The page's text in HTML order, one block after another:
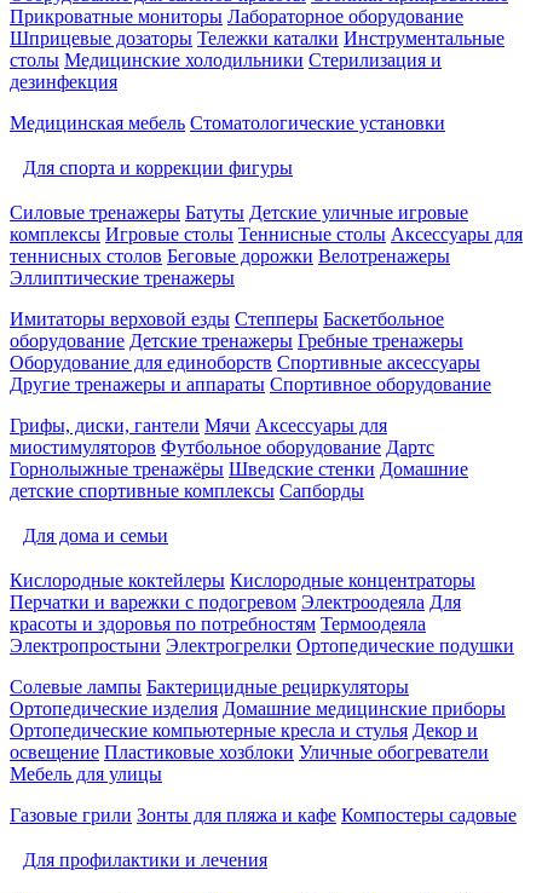
Прикроватные мониторы Лабораторное оборудование
Шприцевые дозаторы Тележки каталки Инструментальные
столы Медицинские холодильники Стерилизация и
дезинфекция
Медицинская мебель Стоматологические установки
Для спорта и коррекции фигуры
Силовые тренажеры Батуты Детские уличные игровые
комплексы Игровые столы Теннисные столы Аксессуары для
теннисных столов Беговые дорожки Велотренажеры
Эллиптические тренажеры
Имитаторы верховой езды Степперы Баскетбольное
оборудование Детские тренажеры Гребные тренажеры
Оборудование для единоборств Спортивные аксессуары
Другие тренажеры и аппараты Спортивное оборудование
Грифы, диски, гантели Мячи Аксессуары для
миостимуляторов Футбольное оборудование Дартс
Горнолыжные тренажёры Шведские стенки Домашние
детские спортивные комплексы Сапборды
Для дома и семьи
Кислородные коктейлеры Кислородные концентраторы
Перчатки и варежки с подогревом Электроодеяла Для
красоты и здоровья по потребностям Термоодеяла
Электропростыни Электрогрелки Ортопедические подушки
Солевые лампы Бактерицидные рециркуляторы
Ортопедические изделия Домашние медицинские приборы
Ортопедические компьютерные кресла и стулья Декор и
освещение Пластиковые хозблоки Уличные обогреватели
Мебель для улицы
Газовые грили Зонты для пляжа и кафе Компостеры садовые
Для профилактики и лечения